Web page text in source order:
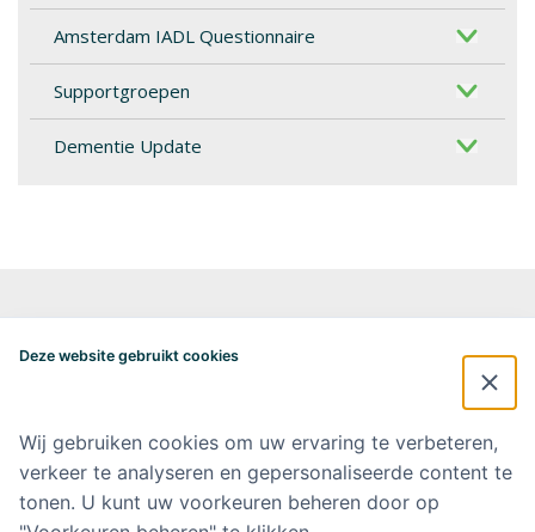
Amsterdam IADL Questionnaire
Supportgroepen
Dementie Update
Postbus 7057
alzheimercentrum@amsterdamumc.nl
Doneer via: NL 42 INGB 0006 9052 76 Ten name van: Stichting Steun
Alzheimercentrum Amsterdam
Deze website gebruikt cookies
Wij gebruiken cookies om uw ervaring te verbeteren,
verkeer te analyseren en gepersonaliseerde content te
tonen. U kunt uw voorkeuren beheren door op